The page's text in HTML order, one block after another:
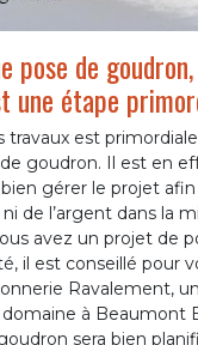
pose de
une étape
travaux est
goudron. Il est en
gérer le projet
de l’argent dans la
avez un projet de
il est conseillé pour
Ravalement,
à Beaumont
sera bien